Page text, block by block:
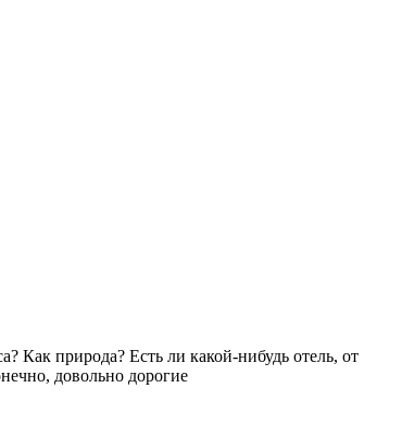
Как природа? Есть ли какой-нибудь отель, от
довольно дорогие